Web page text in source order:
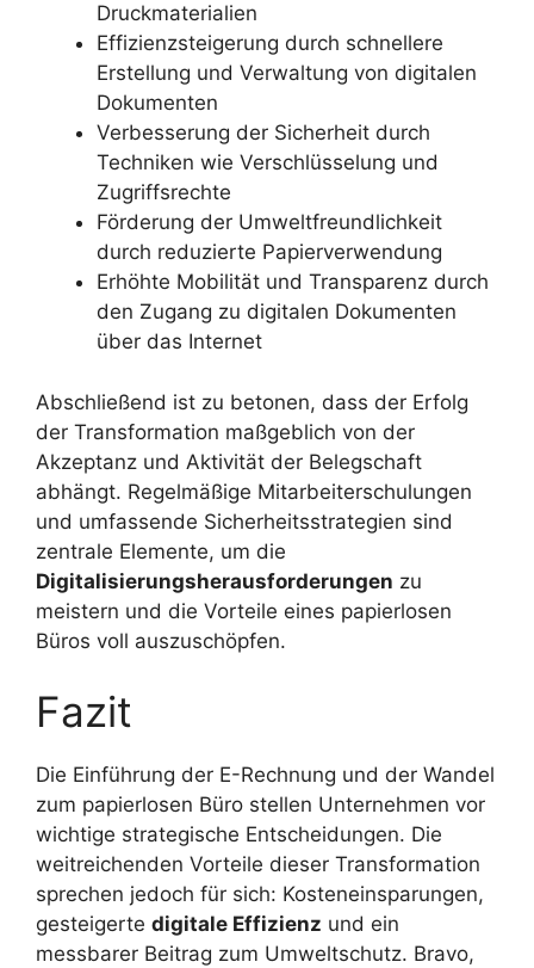
Druckmaterialien
Effizienzsteigerung durch schnellere
Erstellung und Verwaltung von digitalen
Dokumenten
Verbesserung der Sicherheit durch
Techniken wie Verschlüsselung und
Zugriffsrechte
Förderung der Umweltfreundlichkeit
durch reduzierte Papierverwendung
Erhöhte Mobilität und Transparenz durch
den Zugang zu digitalen Dokumenten
über das Internet
Abschließend ist zu betonen, dass der Erfolg
der Transformation maßgeblich von der
Akzeptanz und Aktivität der Belegschaft
abhängt. Regelmäßige Mitarbeiterschulungen
und umfassende Sicherheitsstrategien sind
zentrale Elemente, um die
Digitalisierungsherausforderungen zu
meistern und die Vorteile eines papierlosen
Büros voll auszuschöpfen.
Fazit
Die Einführung der E-Rechnung und der Wandel
zum papierlosen Büro stellen Unternehmen vor
wichtige strategische Entscheidungen. Die
weitreichenden Vorteile dieser Transformation
sprechen jedoch für sich: Kosteneinsparungen,
gesteigerte digitale Effizienz und ein
messbarer Beitrag zum Umweltschutz. Bravo,